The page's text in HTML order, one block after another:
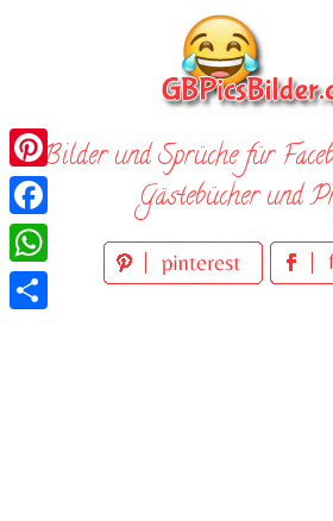
Bilder und Sprüche für
Gästebücher und
Pinterest
Facebook
WhatsApp